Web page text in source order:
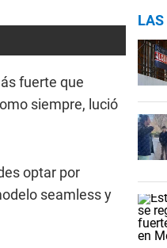
fuerte que
siempre, lució
optar por
seamless y